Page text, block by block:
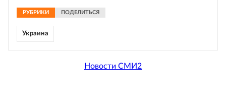
РУБРИКИ ПОДЕЛИТЬСЯ
Украина
Новости СМИ2